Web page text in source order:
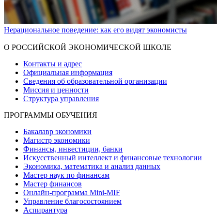
Нерациональное поведение: как его видят экономисты
О РОССИЙСКОЙ ЭКОНОМИЧЕСКОЙ ШКОЛЕ
Контакты и адрес
Официальная информация
Сведения об образовательной организации
Миссия и ценности
Структура управления
ПРОГРАММЫ ОБУЧЕНИЯ
Бакалавр экономики
Магистр экономики
Финансы, инвестиции, банки
Искусственный интеллект и финансовые технологии
Экономика, математика и анализ данных
Мастер наук по финансам
Мастер финансов
Онлайн-программа Mini-MIF
Управление благосостоянием
Аспирантура